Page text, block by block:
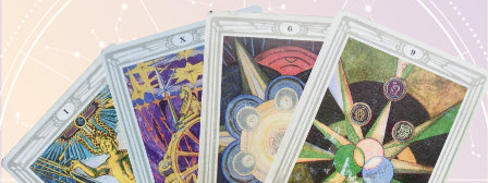
ПОЧЕМУ СТАНЕТ
ЛЕГЧЕ?